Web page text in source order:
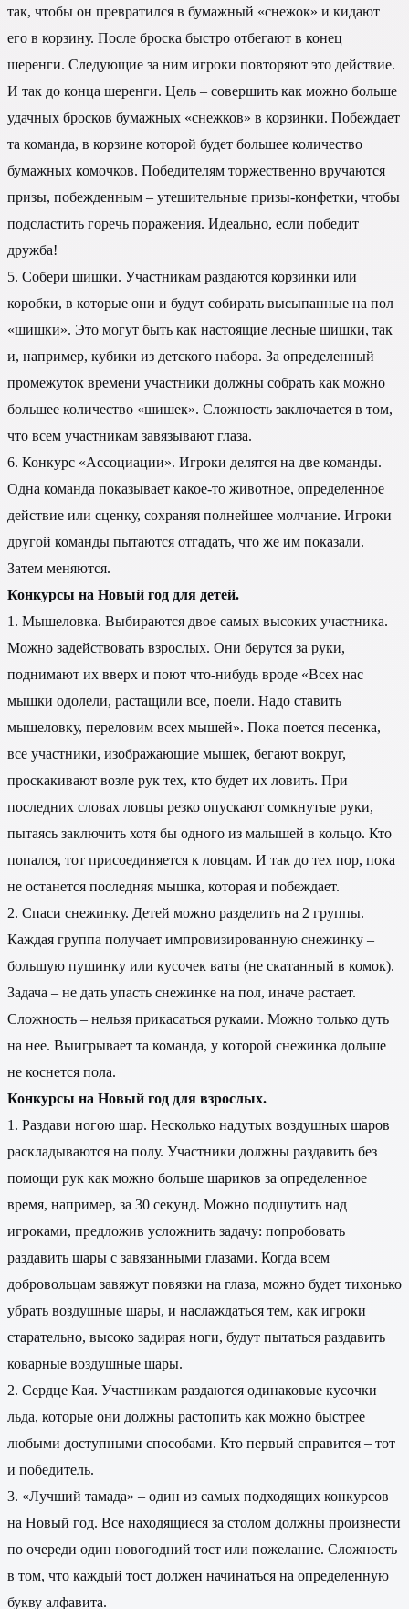
так, чтобы он превратился в бумажный «снежок» и кидают
его в корзину. После броска быстро отбегают в конец
шеренги. Следующие за ним игроки повторяют это действие.
И так до конца шеренги. Цель – совершить как можно больше
удачных бросков бумажных «снежков» в корзинки. Побеждает
та команда, в корзине которой будет большее количество
бумажных комочков. Победителям торжественно вручаются
призы, побежденным – утешительные призы-конфетки, чтобы
подсластить горечь поражения. Идеально, если победит
дружба!
5. Собери шишки. Участникам раздаются корзинки или
коробки, в которые они и будут собирать высыпанные на пол
«шишки». Это могут быть как настоящие лесные шишки, так
и, например, кубики из детского набора. За определенный
промежуток времени участники должны собрать как можно
большее количество «шишек». Сложность заключается в том,
что всем участникам завязывают глаза.
6. Конкурс «Ассоциации». Игроки делятся на две команды.
Одна команда показывает какое-то животное, определенное
действие или сценку, сохраняя полнейшее молчание. Игроки
другой команды пытаются отгадать, что же им показали.
Затем меняются.
Конкурсы на Новый год для детей.
1. Мышеловка. Выбираются двое самых высоких участника.
Можно задействовать взрослых. Они берутся за руки,
поднимают их вверх и поют что-нибудь вроде «Всех нас
мышки одолели, растащили все, поели. Надо ставить
мышеловку, переловим всех мышей». Пока поется песенка,
все участники, изображающие мышек, бегают вокруг,
проскакивают возле рук тех, кто будет их ловить. При
последних словах ловцы резко опускают сомкнутые руки,
пытаясь заключить хотя бы одного из малышей в кольцо. Кто
попался, тот присоединяется к ловцам. И так до тех пор, пока
не останется последняя мышка, которая и побеждает.
2. Спаси снежинку. Детей можно разделить на 2 группы.
Каждая группа получает импровизированную снежинку –
большую пушинку или кусочек ваты (не скатанный в комок).
Задача – не дать упасть снежинке на пол, иначе растает.
Сложность – нельзя прикасаться руками. Можно только дуть
на нее. Выигрывает та команда, у которой снежинка дольше
не коснется пола.
Конкурсы на Новый год для взрослых.
1. Раздави ногою шар. Несколько надутых воздушных шаров
раскладываются на полу. Участники должны раздавить без
помощи рук как можно больше шариков за определенное
время, например, за 30 секунд. Можно подшутить над
игроками, предложив усложнить задачу: попробовать
раздавить шары с завязанными глазами. Когда всем
добровольцам завяжут повязки на глаза, можно будет тихонько
убрать воздушные шары, и наслаждаться тем, как игроки
старательно, высоко задирая ноги, будут пытаться раздавить
коварные воздушные шары.
2. Сердце Кая. Участникам раздаются одинаковые кусочки
льда, которые они должны растопить как можно быстрее
любыми доступными способами. Кто первый справится – тот
и победитель.
3. «Лучший тамада» – один из самых подходящих конкурсов
на Новый год. Все находящиеся за столом должны произнести
по очереди один новогодний тост или пожелание. Сложность
в том, что каждый тост должен начинаться на определенную
букву алфавита.